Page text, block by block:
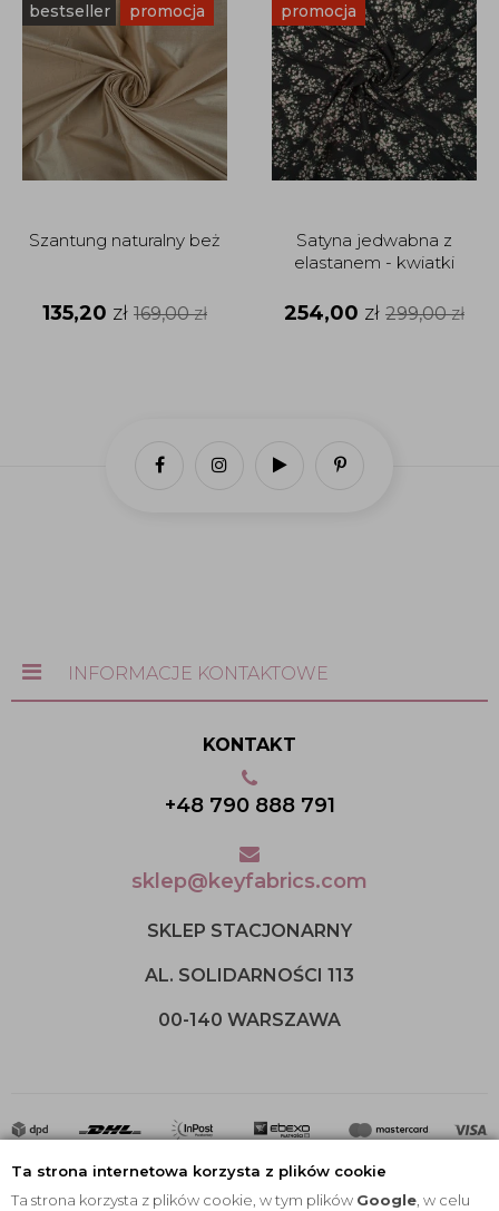
Ta strona internetowa korzysta z plików cookie
Ta strona korzysta z plików cookie, w tym plików Google , w celu
bestseller promocja
Szantung naturalny beż
135,20 zł 169,00zł
promocja
Satyna jedwabna z
elastanem - kwiatki
254,00 zł 299,00zł
INFORMACJE KONTAKTOWE
KONTAKT
+48 790 888 791
sklep@keyfabrics.com
SKLEP STACJONARNY
AL. SOLIDARNOŚCI 113
00-140 WARSZAWA